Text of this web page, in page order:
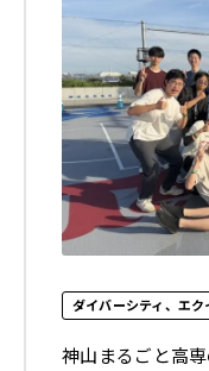
ダイバーシティ、エ
神山まるごと高